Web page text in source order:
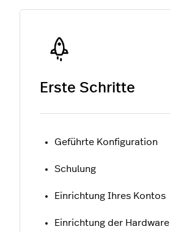
Erste Schritte
Geführte Konfiguration
Schulung
Einrichtung Ihres Kontos
Einrichtung der Hardware